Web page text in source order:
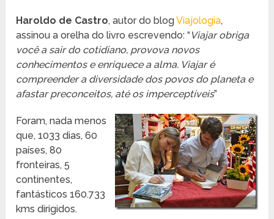
Haroldo de Castro, autor do blogViajologia,
assinou a orelha do livro escrevendo: “Viajar obriga
você a sair do cotidiano, provova novos
conhecimentos e enriquece a alma. Viajar é
compreender a diversidade dos povos do planeta e
afastar preconceitos, até os imperceptíveis”
Foram, nada menos
que, 1033 dias, 60
países, 80
fronteiras, 5
continentes,
fantásticos 160.733
kms dirigidos.